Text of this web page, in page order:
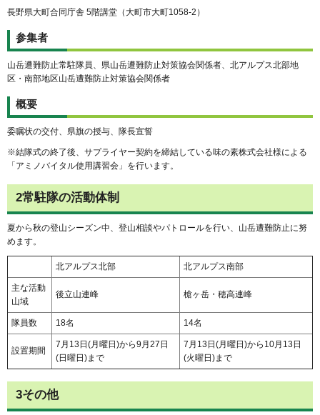
長野県大町合同庁舎 5階講堂（大町市大町1058-2）
参集者
山岳遭難防止常駐隊員、県山岳遭難防止対策協会関係者、北アルプス北部地
区・南部地区山岳遭難防止対策協会関係者
概要
委嘱状の交付、県旗の授与、隊長宣誓
※結隊式の終了後、サプライヤー契約を締結している味の素株式会社様による
「アミノバイタル使用講習会」を行います。
2常駐隊の活動体制
夏から秋の登山シーズン中、登山相談やパトロールを行い、山岳遭難防止に努
めます。
北アルプス北部 北アルプス南部
主な活動
山域
後立山連峰 槍ヶ岳・穂高連峰
隊員数 18名 14名
設置期間
7月13日(月曜日)から9月27日
(日曜日)まで
7月13日(月曜日)から10月13日
(火曜日)まで
3その他